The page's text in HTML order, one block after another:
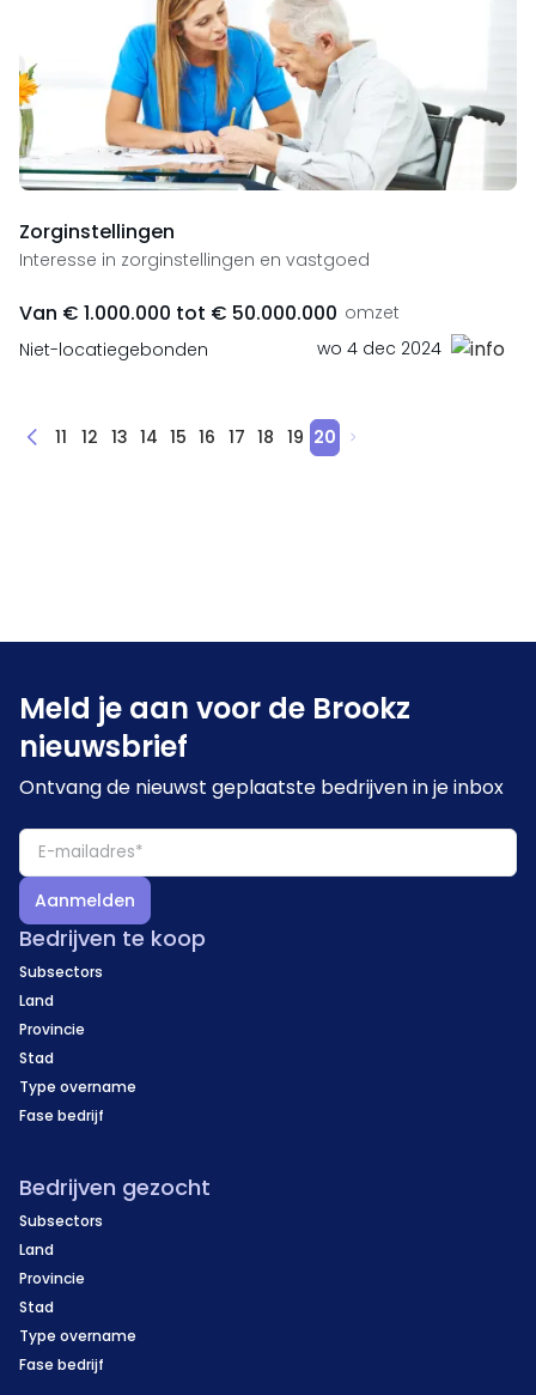
Zorginstellingen
Interesse in zorginstellingen en vastgoed
Van € 1.000.000 tot € 50.000.000 omzet
Niet-locatiegebonden
wo 4 dec 2024
11 12 13 14 15 16 17 18 19 20
Meld je aan voor de Brookz
nieuwsbrief
Ontvang de nieuwst geplaatste bedrijven in je inbox
Aanmelden
Bedrijven te koop
Subsectors
Land
Provincie
Stad
Type overname
Fase bedrijf
Bedrijven gezocht
Subsectors
Land
Provincie
Stad
Type overname
Fase bedrijf